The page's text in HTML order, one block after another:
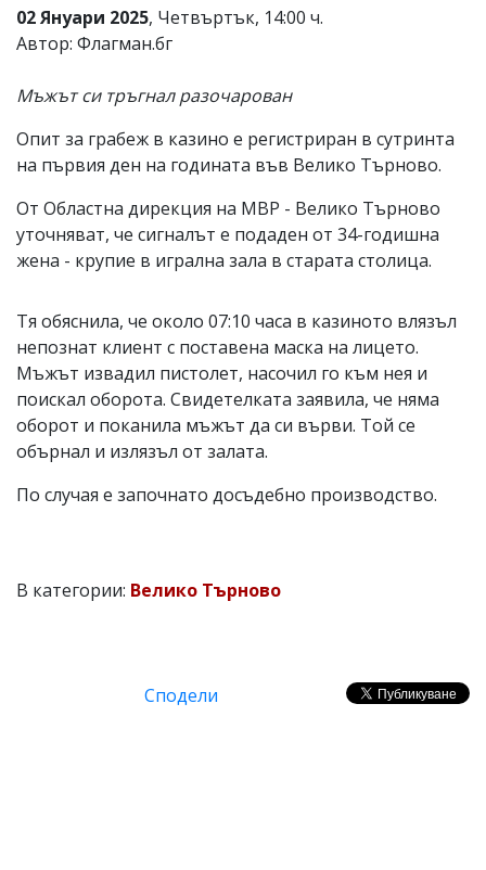
от
читателите
и
не
носи
за
тях!
откриете
за
вас
сигнализирайте
ни!
02 Януари 2025, Четвъртък, 14:00 ч.
Автор: Флагман.бг
Мъжът си тръгнал разочарован
Опит за грабеж в казино е регистриран в сутринта
на първия ден на годината във Велико Търново.
От Областна дирекция на МВР - Велико Търново
уточняват, че сигналът е подаден от 34-годишна
жена - крупие в игрална зала в старата столица.
Тя обяснила, че около 07:10 часа в казиното влязъл
непознат клиент с поставена маска на лицето.
Мъжът извадил пистолет, насочил го към нея и
поискал оборота. Свидетелката заявила, че няма
оборот и поканила мъжът да си върви. Той се
обърнал и излязъл от залата.
По случая е започнато досъдебно производство.
В категории: Велико Търново
Сподели